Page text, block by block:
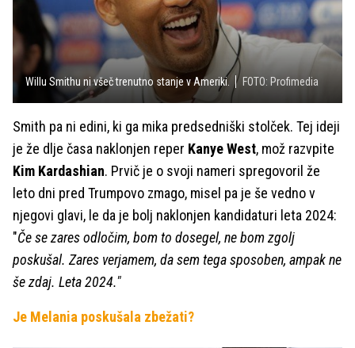
Willu Smithu ni všeč trenutno stanje v Ameriki. FOTO: Profimedia
Smith pa ni edini, ki ga mika predsedniški stolček. Tej ideji
je že dlje časa naklonjen reper Kanye West, mož razvpite
Kim Kardashian. Prvič je o svoji nameri spregovoril že
leto dni pred Trumpovo zmago, misel pa je še vedno v
njegovi glavi, le da je bolj naklonjen kandidaturi leta 2024:
"Če se zares odločim, bom to dosegel, ne bom zgolj
poskušal. Zares verjamem, da sem tega sposoben, ampak ne
še zdaj. Leta 2024."
Je Melania poskušala zbežati?